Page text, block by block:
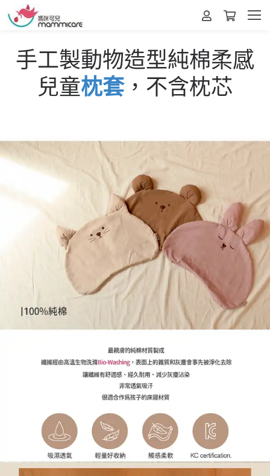
手工製動物造型純棉柔感
兒童枕套，不含枕芯